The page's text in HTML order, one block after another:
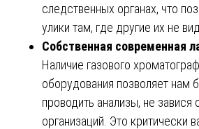
следственных органах, что
улики там, где другие их не
Собственная современная
Наличие газового
оборудования позволяет нам
проводить анализы, не завися
организаций. Это критически